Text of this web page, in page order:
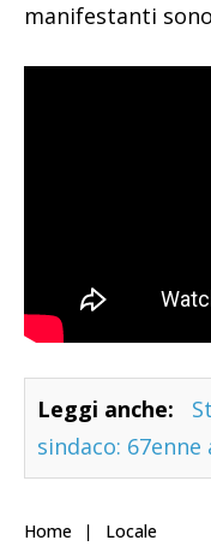
manifestanti
Leggi anche:
sindaco:
Home Locale